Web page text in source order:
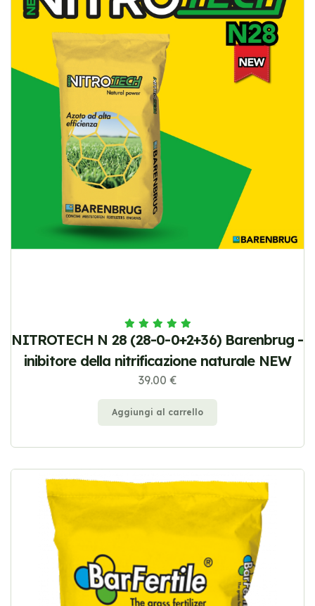
NITROTECH N 28 (28-0-0+2+36) Barenbrug -
inibitore della nitrificazione naturale NEW
39.00 €
Aggiungi al carrello